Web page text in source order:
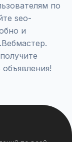
по
seo-
и